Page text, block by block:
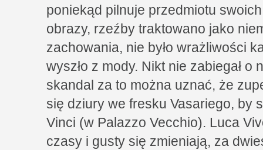
poniekąd pilnuje przedmiotu
obrazy, rzeźby traktowano jako
zachowania, nie było wrażliwości
wyszło z mody. Nikt nie zabiegał o
skandal za to można uznać, że
się dziury we fresku Vasariego, by
Vinci (w Palazzo Vecchio). Luca
czasy i gusty się zmieniają, za